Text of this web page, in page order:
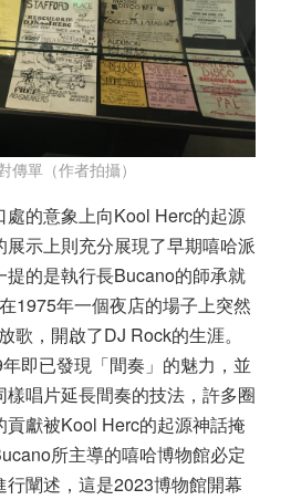
傳單（作者拍攝）
的意象上向Kool Herc的起源
示上則充分展現了早期嘻哈派
的是執行長Bucano的師承就
1975年一個夜店的場子上突然
歌，開啟了DJ Rock的生涯。
即已發現「間奏」的魅力，並
唱片延長間奏的技法，許多圈
獻被Kool Herc的起源神話掩
所主導的嘻哈博物館必定
闡述，這是2023博物館開幕